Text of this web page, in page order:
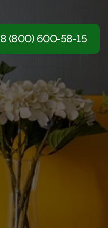
8 (800) 600-58-15